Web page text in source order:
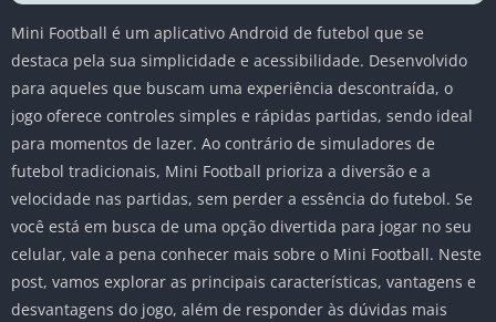
Mini Football é um aplicativo Android de futebol que se
destaca pela sua simplicidade e acessibilidade. Desenvolvido
para aqueles que buscam uma experiência descontraída, o
jogo oferece controles simples e rápidas partidas, sendo ideal
para momentos de lazer. Ao contrário de simuladores de
futebol tradicionais, Mini Football prioriza a diversão e a
velocidade nas partidas, sem perder a essência do futebol. Se
você está em busca de uma opção divertida para jogar no seu
celular, vale a pena conhecer mais sobre o Mini Football. Neste
post, vamos explorar as principais características, vantagens e
desvantagens do jogo, além de responder às dúvidas mais